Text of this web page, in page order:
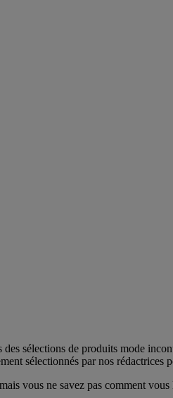
sélections de produits mode
sélectionnés par nos
vous ne savez pas comment